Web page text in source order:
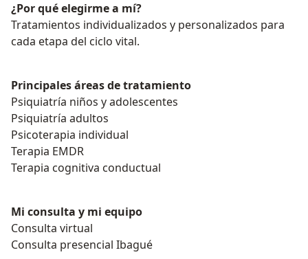
¿Por qué elegirme a mí?
Tratamientos individualizados y personalizados para
cada etapa del ciclo vital.
Principales áreas de tratamiento
Psiquiatría niños y adolescentes
Psiquiatría adultos
Psicoterapia individual
Terapia EMDR
Terapia cognitiva conductual
Mi consulta y mi equipo
Consulta virtual
Consulta presencial Ibagué